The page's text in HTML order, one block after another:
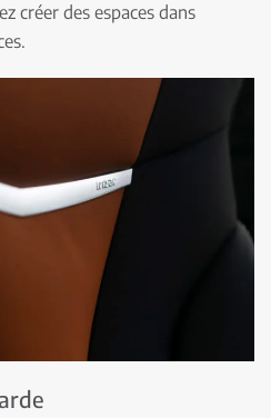
créer des espaces dans